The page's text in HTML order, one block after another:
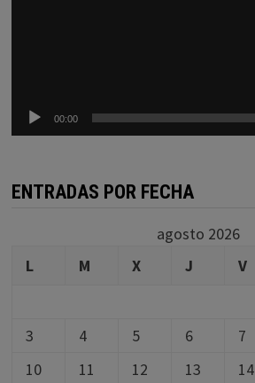
00:00
ENTRADAS POR FECHA
agosto 2026
L
M X J V
3
4 5 6 7
10
11 12 13 14